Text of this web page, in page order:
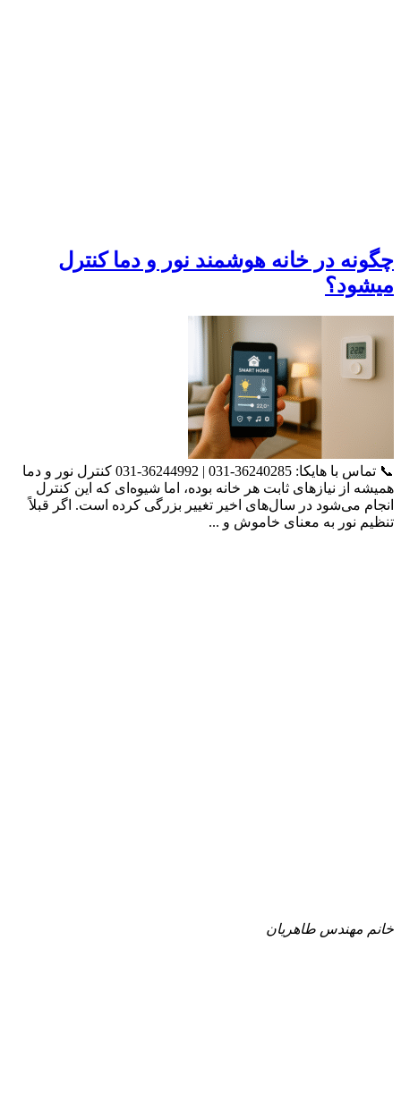
چگونه در خانه هوشمند نور و دما کنترل
میشود؟
📞 تماس با هایکا: 36240285-031 | 36244992-031 کنترل نور و دما
همیشه از نیازهای ثابت هر خانه بوده، اما شیوه‌ای که این کنترل
انجام می‌شود در سال‌های اخیر تغییر بزرگی کرده است. اگر قبلاً
تنظیم نور به معنای خاموش و ...
خانم مهندس طاهریان